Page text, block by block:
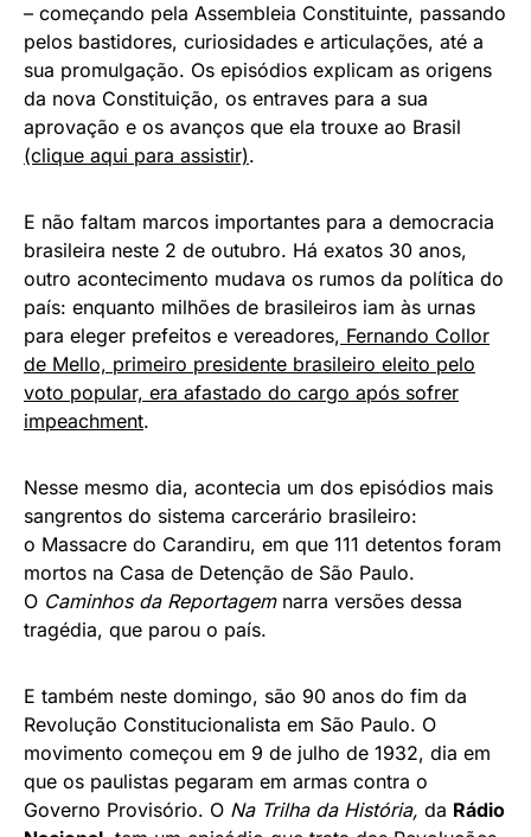
– começando pela Assembleia Constituinte, passando
pelos bastidores, curiosidades e articulações, até a
sua promulgação. Os episódios explicam as origens
da nova Constituição, os entraves para a sua
aprovação e os avanços que ela trouxe ao Brasil
(clique aqui para assistir).
E não faltam marcos importantes para a democracia
brasileira neste 2 de outubro. Há exatos 30 anos,
outro acontecimento mudava os rumos da política do
país: enquanto milhões de brasileiros iam às urnas
para eleger prefeitos e vereadores, Fernando Collor
de Mello, primeiro presidente brasileiro eleito pelo
voto popular, era afastado do cargo após sofrer
impeachment.
Nesse mesmo dia, acontecia um dos episódios mais
sangrentos do sistema carcerário brasileiro:
o Massacre do Carandiru, em que 111 detentos foram
mortos na Casa de Detenção de São Paulo.
O Caminhos da Reportagem narra versões dessa
tragédia, que parou o país.
E também neste domingo, são 90 anos do fim da
Revolução Constitucionalista em São Paulo. O
movimento começou em 9 de julho de 1932, dia em
que os paulistas pegaram em armas contra o
Governo Provisório. O Na Trilha da História, da Rádio